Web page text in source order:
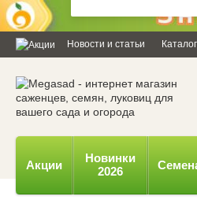
робочий
Powered by SendPulse
Новости и статьи Каталог
Акции
Новинки
2026